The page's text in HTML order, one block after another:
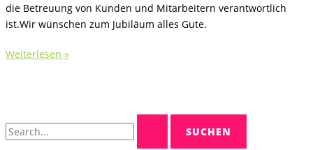
die Betreuung von Kunden und Mitarbeitern verantwortlich
ist.Wir wünschen zum Jubiläum alles Gute.
Endlich
Weiterlesen »
S
u